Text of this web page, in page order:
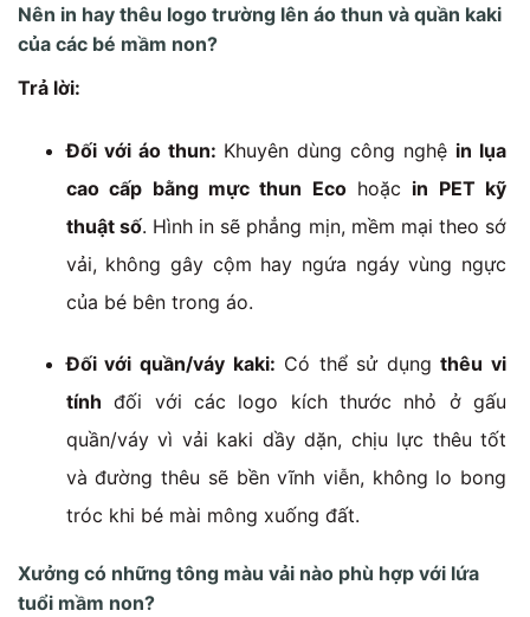
Nên in hay thêu logo trường lên áo thun và quần kaki
của các bé mầm non?
Trả lời:
Đối với áo thun: Khuyên dùng công nghệ in lụa
cao cấp bằng mực thun Ecohoặc in PET kỹ
thuật số. Hình in sẽ phẳng mịn, mềm mại theo sớ
vải, không gây cộm hay ngứa ngáy vùng ngực
của bé bên trong áo.
Đối với quần/váy kaki: Có thể sử dụngthêu vi
tính đối với các logo kích thước nhỏ ở gấu
quần/váy vì vải kaki dầy dặn, chịu lực thêu tốt
và đường thêu sẽ bền vĩnh viễn, không lo bong
tróc khi bé mài mông xuống đất.
Xưởng có những tông màu vải nào phù hợp với lứa
tuổi mầm non?